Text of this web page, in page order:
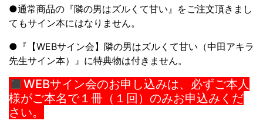
●通常商品の『隣の男はズルくて甘い 』をご注文頂きまし
てもサイン本にはなりません。
●『【WEBサイン会】 隣の男はズルくて甘い （中田アキラ
先生サイン本）』に特典物は付きません。
◼︎WEBサイン会のお申し込みは、必ずご本人
様がご本名で１冊（１回）のみお申込みくだ
さい。